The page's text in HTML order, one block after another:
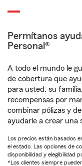
Permítanos
Personal®
A todo el mundo le
de cobertura que
para usted: su
recompensas por
combinar pólizas y
ayudarle a crear una
Los precios están basados
el estado. Las opciones de
disponibilidad y elegibilidad
*Los clientes siempre